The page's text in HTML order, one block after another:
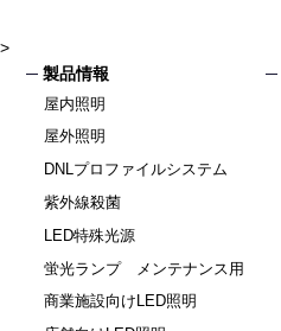
>
製品情報
屋内照明
屋外照明
DNLプロファイルシステム
紫外線殺菌
LED特殊光源
蛍光ランプ メンテナンス用
商業施設向けLED照明